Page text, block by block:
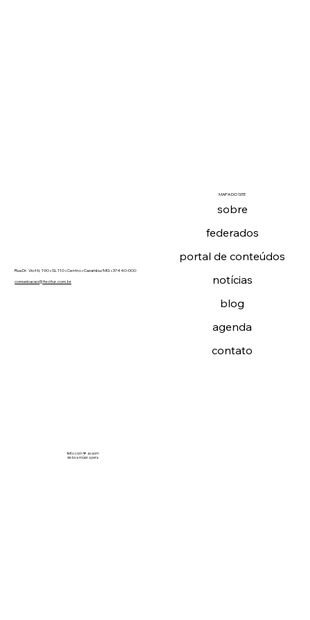
Rua Dr. Viotti, 190 • SL 110 • Centro • Caxambu/MG • 37440-000
comunicacao@fecitur.com.br
sobre
federados
portal de conteúdos
notícias
blog
agenda
contato
MAPA DO SITE
feito com 💙 ao som
de boa música pela